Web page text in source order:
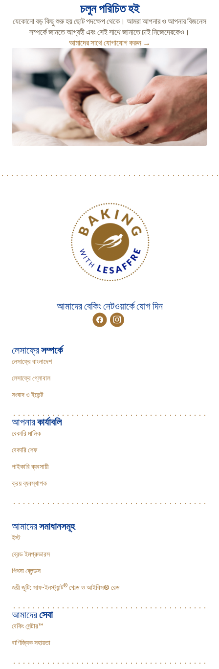
চলুন পরিচিত হই
যেকোনো বড় কিছু শুরু হয় ছোট পদক্ষেপ থেকে। আমরা আপনার ও আপনার বিজনেস
সম্পর্কে জানতে আগ্রহী এবং সেই সাথে জানাতে চাই নিজেদেরকেও।
আমাদের সাথে যোগাযোগ করুন →
আমাদের বেকিং নেটওয়ার্কে যোগ দিন
লেসাফ্রেসম্পর্কে
লেসাফ্রে বাংলাদেশ
লেসাফ্রে গ্লোবাল
সংবাদ ও ইভেন্ট
আপনারকার্যাবলি
বেকারি মালিক
বেকারি শেফ
পাইকারি ব্যবসায়ী
ক্রয় ব্যবস্থাপক
আমাদেরসমাধানসমূহ
ইস্ট
ব্রেড ইমপ্রুভারস
পিৎসা ব্লেন্ডস
জয়ী জুটি: সাফ-ইনস্ট্যান্ট® গোল্ড ও আইবিস® রেড
আমাদেরসেবা
বেকিং সেন্টার™
বাণিজ্যিক সহায়তা